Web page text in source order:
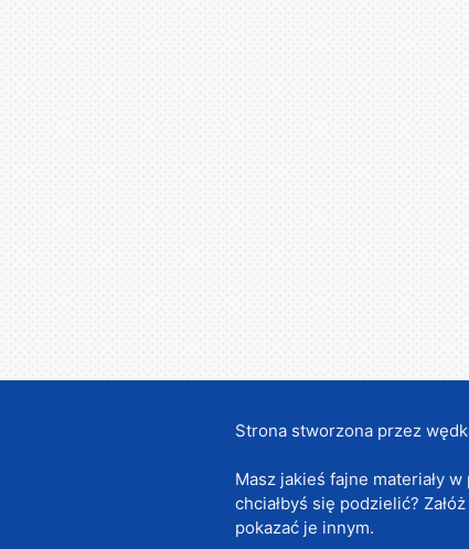
Strona stworzona przez
Masz jakieś fajne materiały
chciałbyś się podzielić?
pokazać je innym.